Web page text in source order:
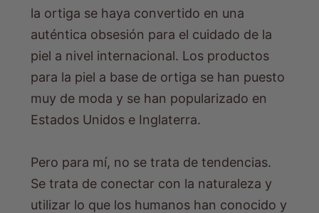
la ortiga se haya convertido en una
auténtica obsesión para el cuidado de la
piel a nivel internacional. Los productos
para la piel a base de ortiga se han puesto
muy de moda y se han popularizado en
Estados Unidos e Inglaterra.
Pero para mí, no se trata de tendencias.
Se trata de conectar con la naturaleza y
utilizar lo que los humanos han conocido y